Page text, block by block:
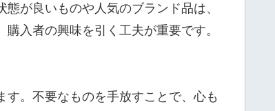
が良いものや人気のブランド品は、
入者の興味を引く工夫が重要です。
。不要なものを手放すことで、心も